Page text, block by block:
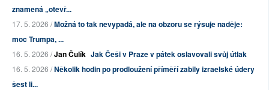
znamená „otevř...
17. 5. 2026 /Možná to tak nevypadá, ale na obzoru se rýsuje naděje:
moc Trumpa, ...
16. 5. 2026 /Jan Čulík Jak Češi v Praze v pátek oslavovali svůj útlak
16. 5. 2026 /Několik hodin po prodloužení příměří zabily izraelské údery
šest li...